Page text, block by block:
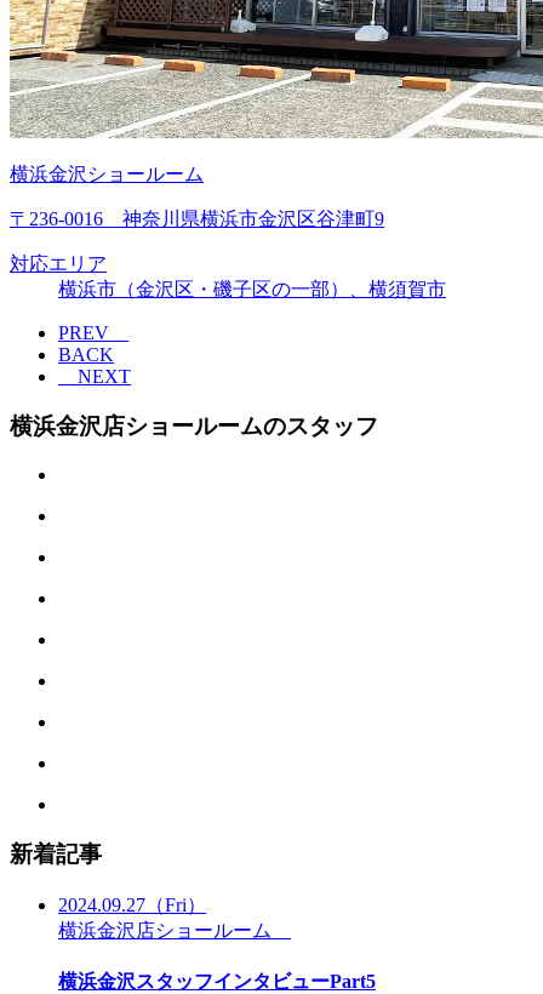
横浜金沢ショールーム
〒236-0016 神奈川県横浜市金沢区谷津町9
対応エリア
横浜市（金沢区・磯子区の一部）、横須賀市
PREV
BACK
NEXT
横浜金沢店ショールームのスタッフ
新着記事
2024.09.27 （Fri）
横浜金沢店ショールーム
横浜金沢スタッフインタビューPart5